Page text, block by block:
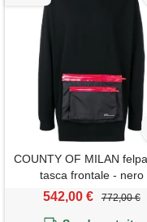
COUNTY OF MILAN
tasca frontale - nero
542,00 € 772,00 €